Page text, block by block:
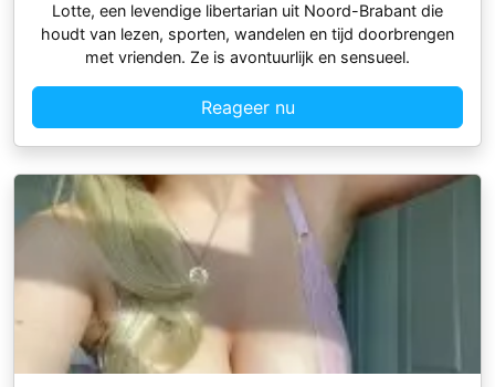
Lotte, een levendige libertarian uit Noord-Brabant die
houdt van lezen, sporten, wandelen en tijd doorbrengen
met vrienden. Ze is avontuurlijk en sensueel.
Reageer nu